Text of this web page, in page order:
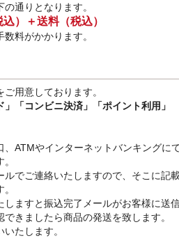
通りとなります。
）＋送料（税込）
数料がかかります。
用意しております。
」「コンビニ決済」「ポイント利用」
ATMやインターネットバンキングに
でご連絡いたしますので、そこに記
ますと振込完了メールがお客様に送
きましたら商品の発送を致します。
たします。